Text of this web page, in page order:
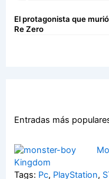
El protagonista que
Re Zero
Entradas más
Kingdom
Tags: Pc, PlayStation,